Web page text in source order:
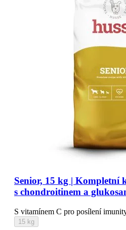
Senior, 15 kg | Kompletní
s chondroitinem a
S vitamínem C pro posílení
15 kg